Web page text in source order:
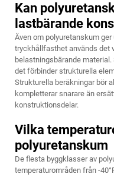
Kan
lastbärande
Även om polyuretanskum
tryckhållfasthet används det
belastningsbärande
det förbinder strukturella
Strukturella beräkningar bör
kompletterar snarare än
konstruktionsdelar.
Vilka
polyuretanskum
De flesta byggklasser av
temperaturområden från -